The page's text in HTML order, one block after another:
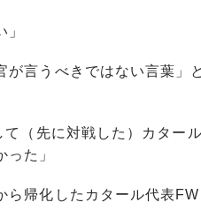
言うべきではない言葉」
（先に対戦した）カター
た」
ら帰化したカタール代表